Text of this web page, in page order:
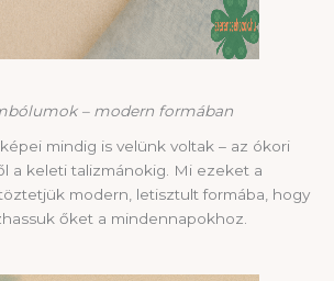
– modern formában
mindig is velünk voltak – az ókori
a keleti talizmánokig. Mi ezeket a
modern, letisztult formába, hogy
őket a mindennapokhoz.